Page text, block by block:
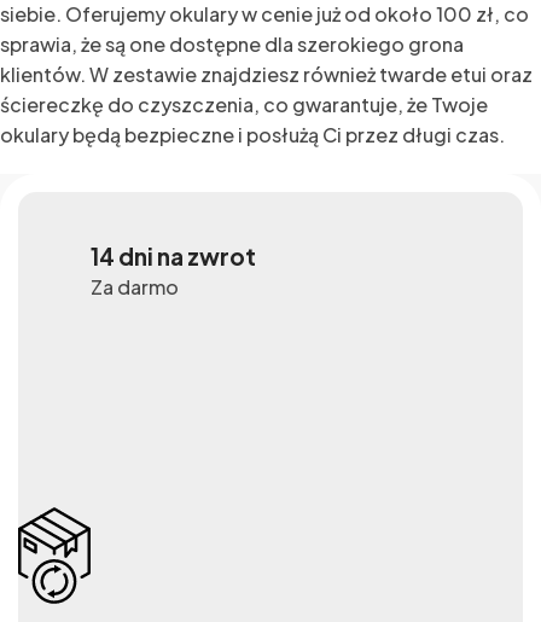
siebie. Oferujemy okulary w cenie już od około 100 zł, co
sprawia, że są one dostępne dla szerokiego grona
klientów. W zestawie znajdziesz również twarde etui oraz
ściereczkę do czyszczenia, co gwarantuje, że Twoje
okulary będą bezpieczne i posłużą Ci przez długi czas.
14 dni na zwrot
Za darmo